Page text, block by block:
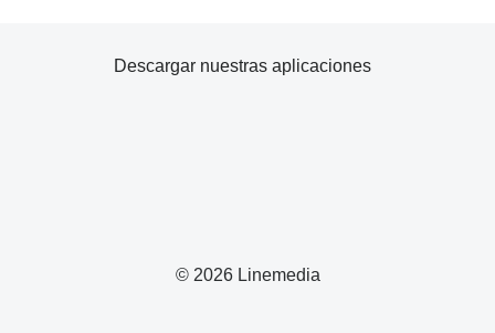
© 2026 Linemedia
Descargar nuestras aplicaciones